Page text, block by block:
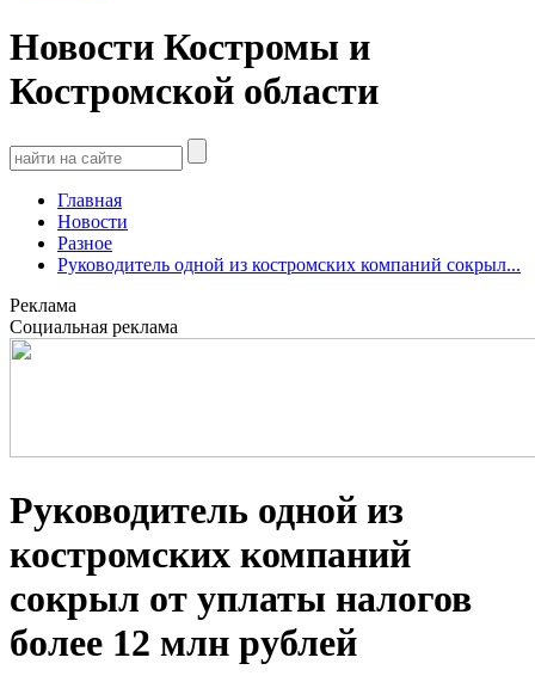
Новости Костромы и
Костромской области
Главная
Новости
Разное
Руководитель одной из костромских компаний сокрыл...
Реклама
Социальная реклама
Руководитель одной из
костромских компаний
сокрыл от уплаты налогов
более 12 млн рублей